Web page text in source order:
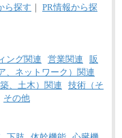
ら探す ｜ PR情報から探
ング関連 営業関連
販
、ネットワーク）関連
、土木）関連
技術（そ
その他